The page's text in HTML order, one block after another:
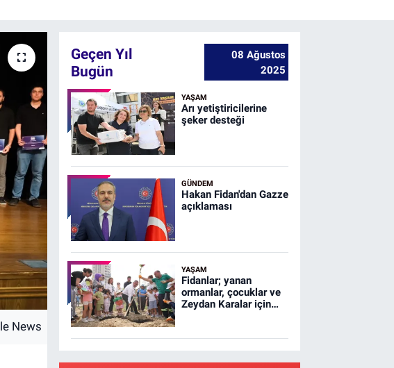
Geçen Yıl
Bugün
08 Ağustos
2025
YAŞAM
Arı yetiştiricilerine
şeker desteği
GÜNDEM
Hakan Fidan'dan Gazze
açıklaması
YAŞAM
Fidanlar; yanan
ormanlar, çocuklar ve
Zeydan Karalar için